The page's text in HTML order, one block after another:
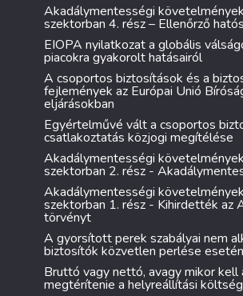
Akadálymentességi
szektorban 4. rész – Ellenőrző
EIOPA nyilatkozat a globális
piacokra gyakorolt hatásairól
A csoportos biztosítások és a
fejlemények az Európai Unió
eljárásokban
Egyértelművé vált a csoportos
csatlakoztatás közjogi megítélése
Akadálymentességi
szektorban 2. rész -
Akadálymentességi
szektorban 1. rész - Kihirdették az
törvényt
A gyorsított perek szabályai nem
biztosítók közvetlen perlése esetén
Bruttó vagy nettó, avagy mikor kell
megtérítenie a helyreállítási